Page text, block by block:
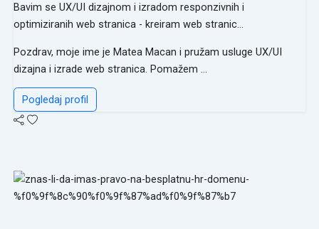
Bavim se UX/UI dizajnom i izradom responzivnih i
optimiziranih web stranica - kreiram web stranic...
Pozdrav, moje ime je Matea Macan i pružam usluge UX/UI
dizajna i izrade web stranica. Pomažem ...
Pogledaj profil